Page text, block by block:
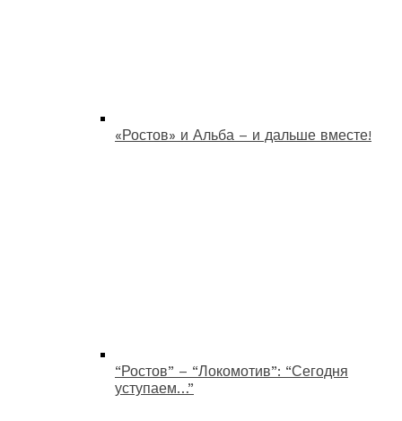
«Ростов» и Альба – и дальше вместе!
“Ростов” – “Локомотив”: “Сегодня
уступаем…”